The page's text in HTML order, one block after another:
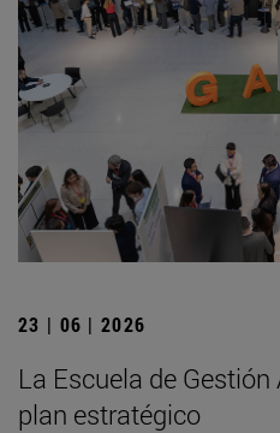
23 | 06 | 2026
La Escuela de
plan estratégico